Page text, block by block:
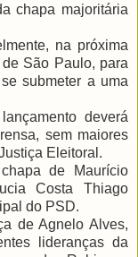
chapa majoritária
na próxima
São Paulo, para
submeter a uma
deverá
sem maiores
Eleitoral.
de Maurício
Costa Thiago
do PSD.
de Agnelo Alves,
lideranças da